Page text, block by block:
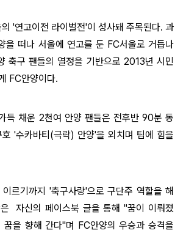
'연고이전 라이벌전'이 성사돼 주목된다. 과
을 떠나 서울에 연고를 둔 FC서울로 거듭나
축구 팬들의 열정을 기반으로 2013년 시민
FC안양이다.
득 채운 2천여 안양 팬들은 전후반 90분 동
'수카바티(극락) 안양'을 외치며 팀에 힘을
르기까지 '축구사랑'으로 구단주 역할을 해
은 자신의 페이스북 글을 통해"꿈이 이뤄졌
꿈을 향해 간다"며 FC안양의 우승과 승격을